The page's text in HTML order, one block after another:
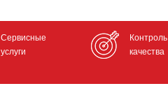
Сервисные
услуги
Контроль
качества